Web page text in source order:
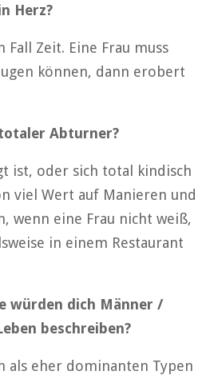
Herz?
Fall Zeit. Eine Frau muss
können, dann erobert
Abturner?
ist, oder sich total kindisch
viel Wert auf Manieren und
wenn eine Frau nicht weiß,
in einem Restaurant
würden dich Männer /
beschreiben?
als eher dominanten Typen